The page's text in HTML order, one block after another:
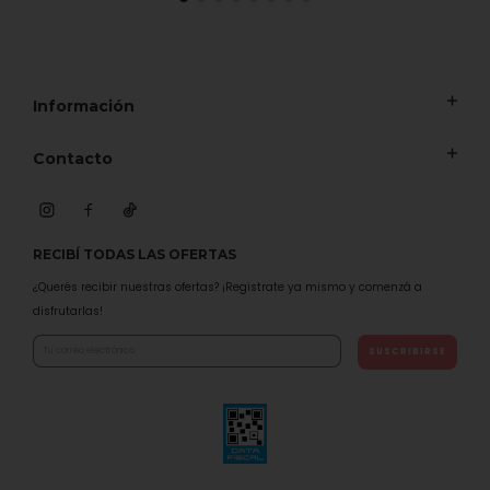
Información
Contacto
RECIBÍ TODAS LAS OFERTAS
¿Querés recibir nuestras ofertas? ¡Registrate ya mismo y comenzá a
disfrutarlas!